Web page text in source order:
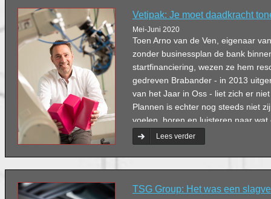
Vetipak: Je moet daadkracht
Mei-Juni 2020
Toen Arno van de Ven, eigenaar
zonder businessplan de bank
startfinanciering, wezen ze hem
gedreven Brabander - in 2013
van het Jaar in Oss - liet zich er
Plannen is echter nog steeds niet
voelen, horen en luisteren naar
op basis daarvan je richting
Lees verder
TSG Group: Het was een